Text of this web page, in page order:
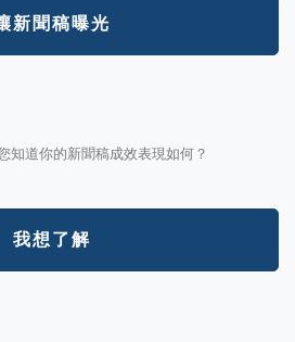
新聞稿曝光
知道你的新聞稿成效表現如何？
我想了解